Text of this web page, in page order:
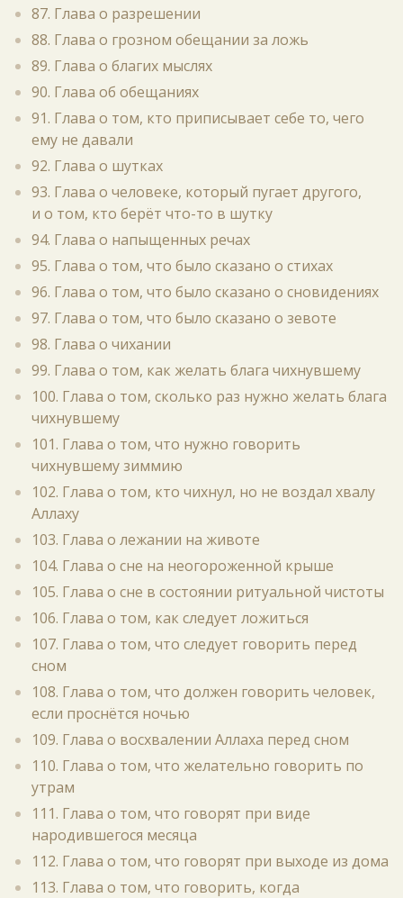
87. Глава о разрешении
88. Глава о грозном обещании за ложь
89. Глава о благих мыслях
90. Глава об обещаниях
91. Глава о том, кто приписывает себе то, чего
ему не давали
92. Глава о шутках
93. Глава о человеке, который пугает другого,
и о том, кто берёт что-то в шутку
94. Глава о напыщенных речах
95. Глава о том, что было сказано о стихах
96. Глава о том, что было сказано о сновидениях
97. Глава о том, что было сказано о зевоте
98. Глава о чихании
99. Глава о том, как желать блага чихнувшему
100. Глава о том, сколько раз нужно желать блага
чихнувшему
101. Глава о том, что нужно говорить
чихнувшему зиммию
102. Глава о том, кто чихнул, но не воздал хвалу
Аллаху
103. Глава о лежании на животе
104. Глава о сне на неогороженной крыше
105. Глава о сне в состоянии ритуальной чистоты
106. Глава о том, как следует ложиться
107. Глава о том, что следует говорить перед
сном
108. Глава о том, что должен говорить человек,
если проснётся ночью
109. Глава о восхвалении Аллаха перед сном
110. Глава о том, что желательно говорить по
утрам
111. Глава о том, что говорят при виде
народившегося месяца
112. Глава о том, что говорят при выходе из дома
113. Глава о том, что говорить, когда